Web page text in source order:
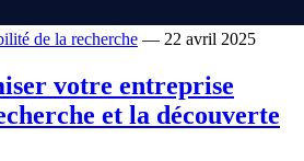
de la recherche — 22 avril 2025
votre entreprise
et la découverte